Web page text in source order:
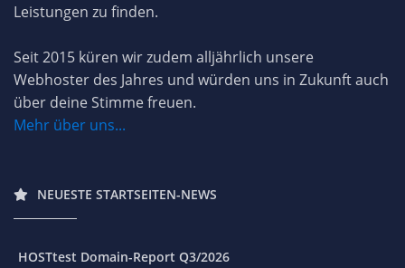
Leistungen zu finden.
Seit 2015 küren wir zudem alljährlich unsere
Webhoster des Jahres und würden uns in Zukunft auch
über deine Stimme freuen.
Mehr über uns...
NEUESTE STARTSEITEN-NEWS
HOSTtest Domain-Report Q3/2026